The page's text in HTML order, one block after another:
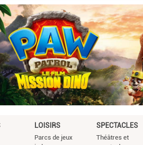
LOISIRS
Parcs de jeux
SPECTACLES
Théâtres et